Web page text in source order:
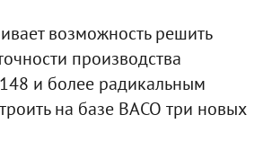
возможность решить
производства
и более радикальным
на базе ВАСО три новых